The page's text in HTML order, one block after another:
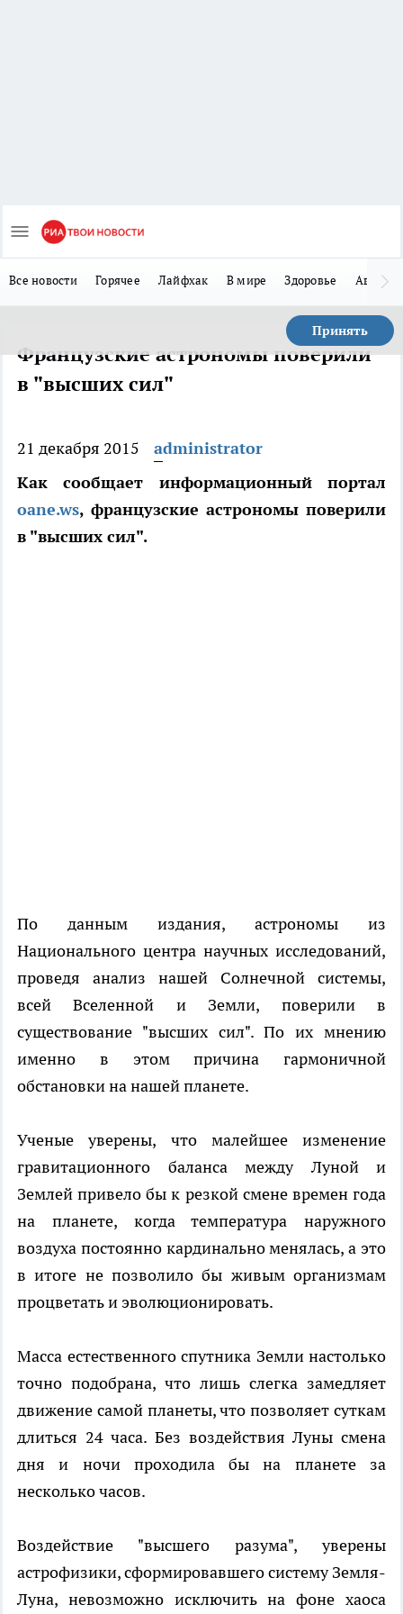
Все новости Горячее Лайфхак В мире Здоровье Авто
Принять
Французские астрономы поверили
в "высших сил"
21 декабря 2015
administrator
Как сообщает информационный портал
oane.ws, французские астрономы поверили
в "высших сил".
По данным издания, астрономы из
Национального центра научных исследований,
проведя анализ нашей Солнечной системы,
всей Вселенной и Земли, поверили в
существование "высших сил". По их мнению
именно в этом причина гармоничной
обстановки на нашей планете.
Ученые уверены, что малейшее изменение
гравитационного баланса между Луной и
Землей привело бы к резкой смене времен года
на планете, когда температура наружного
воздуха постоянно кардинально менялась, а это
в итоге не позволило бы живым организмам
процветать и эволюционировать.
Масса естественного спутника Земли настолько
точно подобрана, что лишь слегка замедляет
движение самой планеты, что позволяет суткам
длиться 24 часа. Без воздействия Луны смена
дня и ночи проходила бы на планете за
несколько часов.
Воздействие "высшего разума", уверены
астрофизики, сформировавшего систему Земля-
Луна, невозможно исключить на фоне хаоса